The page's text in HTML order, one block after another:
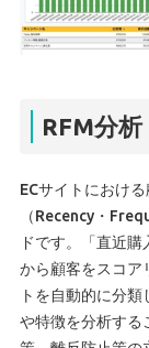
RFM分析
ECサイトにおけ
（Recency・
ドです。「直近
から顧客をスコア
トを自動的に分
や特徴を分析する